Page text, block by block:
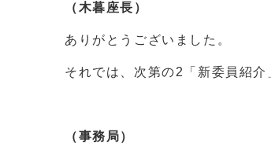
（木暮座長）
ありがとうございました。
それでは、次第の2「新委員紹
（事務局）